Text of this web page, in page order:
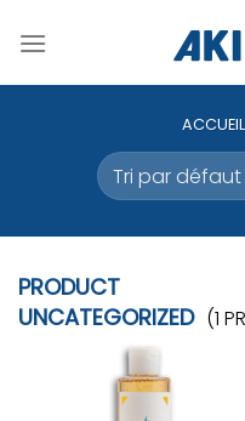
au
ACCUEIL
PRODUCT
UNCATEGORIZED (1